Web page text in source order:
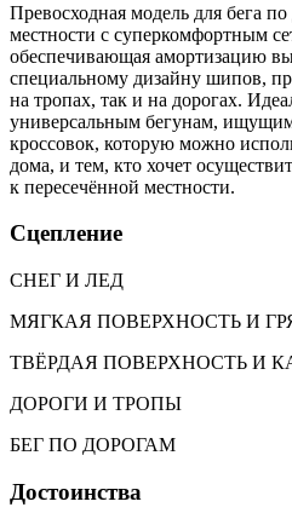
Превосходная модель для бега
местности с суперкомфортным
обеспечивающая амортизацию
специальному дизайну шипов,
на тропах, так и на дорогах.
универсальным бегунам,
кроссовок, которую можно
дома, и тем, кто хочет
к пересечённой местности.
Сцепление
СНЕГ И ЛЕД
МЯГКАЯ ПОВЕРХНОСТЬ И
ТВЁРДАЯ ПОВЕРХНОСТЬ И
ДОРОГИ И ТРОПЫ
БЕГ ПО ДОРОГАМ
Достоинства